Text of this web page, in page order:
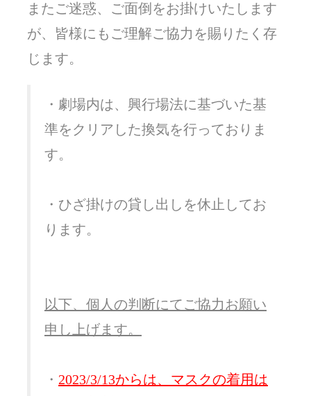
またご迷惑、ご面倒をお掛けいたします
が、皆様にもご理解ご協力を賜りたく存
じます。
・劇場内は、興行場法に基づいた基
準をクリアした換気を行っておりま
す。
・ひざ掛けの貸し出しを休止してお
ります。
以下、個人の判断にてご協力お願い
申し上げます。
・ 2023/3/13からは、マスクの着用は